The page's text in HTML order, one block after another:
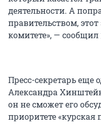
деятельности. А
правительством,
комитете», — сообщил
Пресс-секретарь еще
Александра
он не сможет его
приоритете «курская